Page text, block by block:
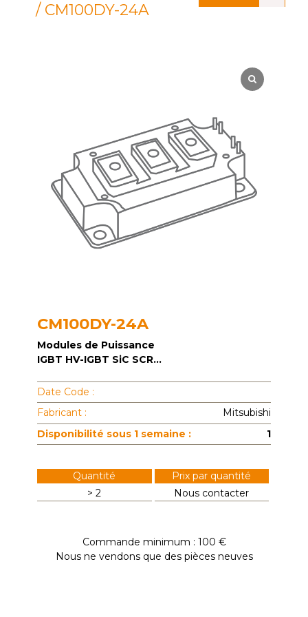
/ CM100DY-24A
CM100DY-24A
Modules de Puissance
IGBT HV-IGBT SiC SCR...
Date Code :
Fabricant :
Mitsubishi
Disponibilité sous 1 semaine :
1
Quantité
Prix par quantité
> 2
Nous contacter
Commande minimum : 100 €
Nous ne vendons que des pièces neuves